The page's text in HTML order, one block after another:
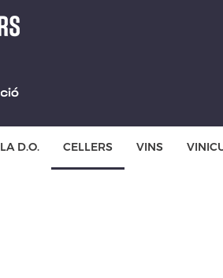
LA D.O. CELLERS VINS